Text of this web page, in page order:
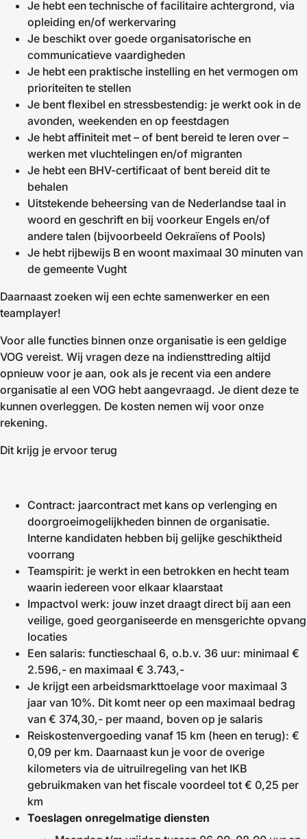
Je hebt een technische of facilitaire achtergrond, via
opleiding en/of werkervaring
Je beschikt over goede organisatorische en
communicatieve vaardigheden
Je hebt een praktische instelling en het vermogen om
prioriteiten te stellen
Je bent flexibel en stressbestendig: je werkt ook in de
avonden, weekenden en op feestdagen
Je hebt affiniteit met – of bent bereid te leren over –
werken met vluchtelingen en/of migranten
Je hebt een BHV-certificaat of bent bereid dit te
behalen
Uitstekende beheersing van de Nederlandse taal in
woord en geschrift en bij voorkeur Engels en/of
andere talen (bijvoorbeeld Oekraïens of Pools)
Je hebt rijbewijs B en woont maximaal 30 minuten van
de gemeente Vught
Daarnaast zoeken wij een echte samenwerker en een
teamplayer!
Voor alle functies binnen onze organisatie is een geldige
VOG vereist. Wij vragen deze na indiensttreding altijd
opnieuw voor je aan, ook als je recent via een andere
organisatie al een VOG hebt aangevraagd. Je dient deze te
kunnen overleggen. De kosten nemen wij voor onze
rekening.
Dit krijg je ervoor terug
Contract: jaarcontract met kans op verlenging en
doorgroeimogelijkheden binnen de organisatie.
Interne kandidaten hebben bij gelijke geschiktheid
voorrang
Teamspirit: je werkt in een betrokken en hecht team
waarin iedereen voor elkaar klaarstaat
Impactvol werk: jouw inzet draagt direct bij aan een
veilige, goed georganiseerde en mensgerichte opvang
locaties
Een salaris: functieschaal 6, o.b.v. 36 uur: minimaal €
2.596,- en maximaal € 3.743,-
Je krijgt een arbeidsmarkttoelage voor maximaal 3
jaar van 10%. Dit komt neer op een maximaal bedrag
van € 374,30,- per maand, boven op je salaris
Reiskostenvergoeding vanaf 15 km (heen en terug): €
0,09 per km. Daarnaast kun je voor de overige
kilometers via de uitruilregeling van het IKB
gebruikmaken van het fiscale voordeel tot € 0,25 per
km
Toeslagen onregelmatige diensten